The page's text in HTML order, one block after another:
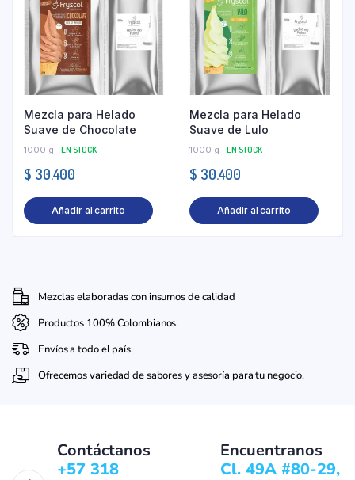
Mezcla para Helado
Suave de Chocolate
1000 g EN STOCK
$ 30.400
Añadir al carrito
Mezcla para Helado
Suave de Lulo
1000 g EN STOCK
$ 30.400
Añadir al carrito
Mezclas elaboradas con insumos de calidad
Productos 100% Colombianos.
Envíos a todo el país.
Ofrecemos variedad de sabores y asesoría para tu negocio.
Contáctanos
+57 318
Encuentranos
Cl. 49A #80-29,